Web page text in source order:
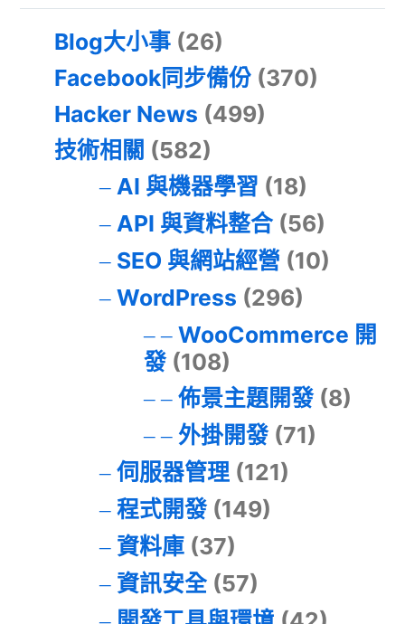
Blog大小事 (26)
Facebook同步備份 (370)
Hacker News (499)
技術相關 (582)
AI 與機器學習 (18)
API 與資料整合(56)
SEO 與網站經營 (10)
WordPress (296)
WooCommerce 開
發(108)
佈景主題開發(8)
外掛開發(71)
伺服器管理(121)
程式開發(149)
資料庫(37)
資訊安全(57)